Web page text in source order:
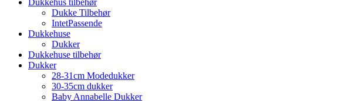
Dukke Tilbehør
IntetPassende
Dukkehuse
Dukker
Dukkehuse tilbehør
Dukker
28-31cm Modedukker
30-35cm dukker
Baby Annabelle Dukker